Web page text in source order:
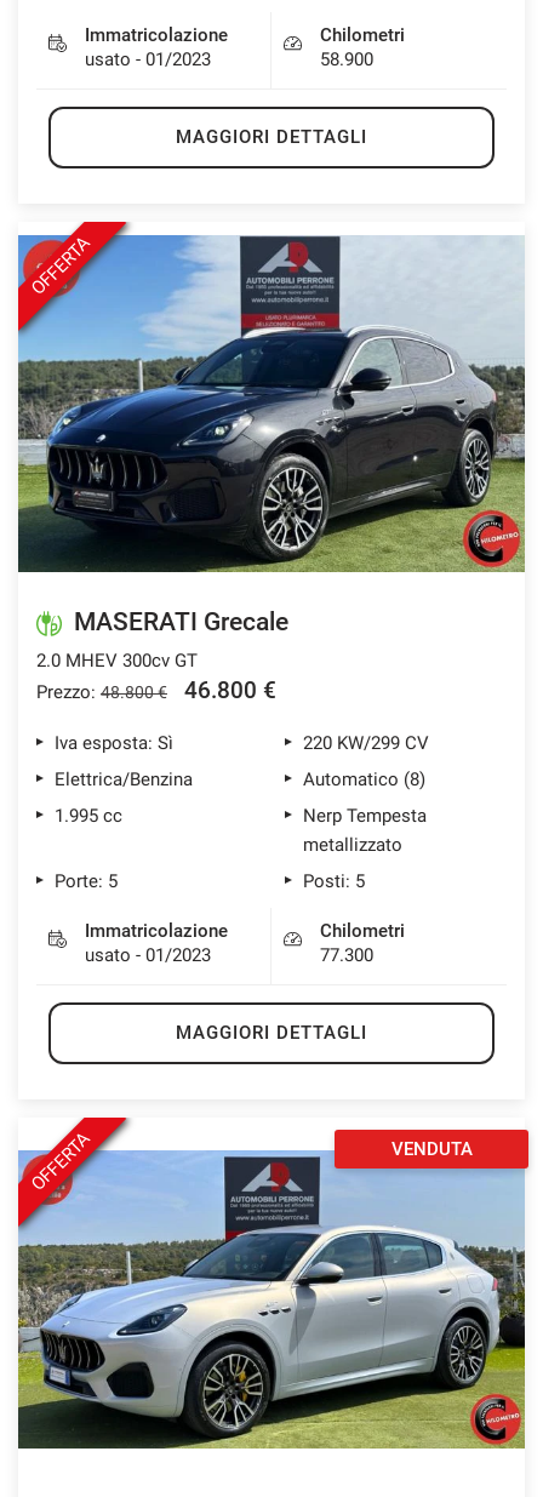
Immatricolazione
usato - 01/2023
Chilometri
58.900
MAGGIORI DETTAGLI
OFFERTA
MASERATI Grecale
2.0 MHEV 300cv GT
Prezzo: 48.800 € 46.800 €
Iva esposta: Sì
220 KW/299 CV
Elettrica/Benzina
Automatico (8)
1.995 cc
Nerp Tempesta
metallizzato
Porte: 5
Posti: 5
Immatricolazione
usato - 01/2023
Chilometri
77.300
MAGGIORI DETTAGLI
OFFERTA VENDUTA